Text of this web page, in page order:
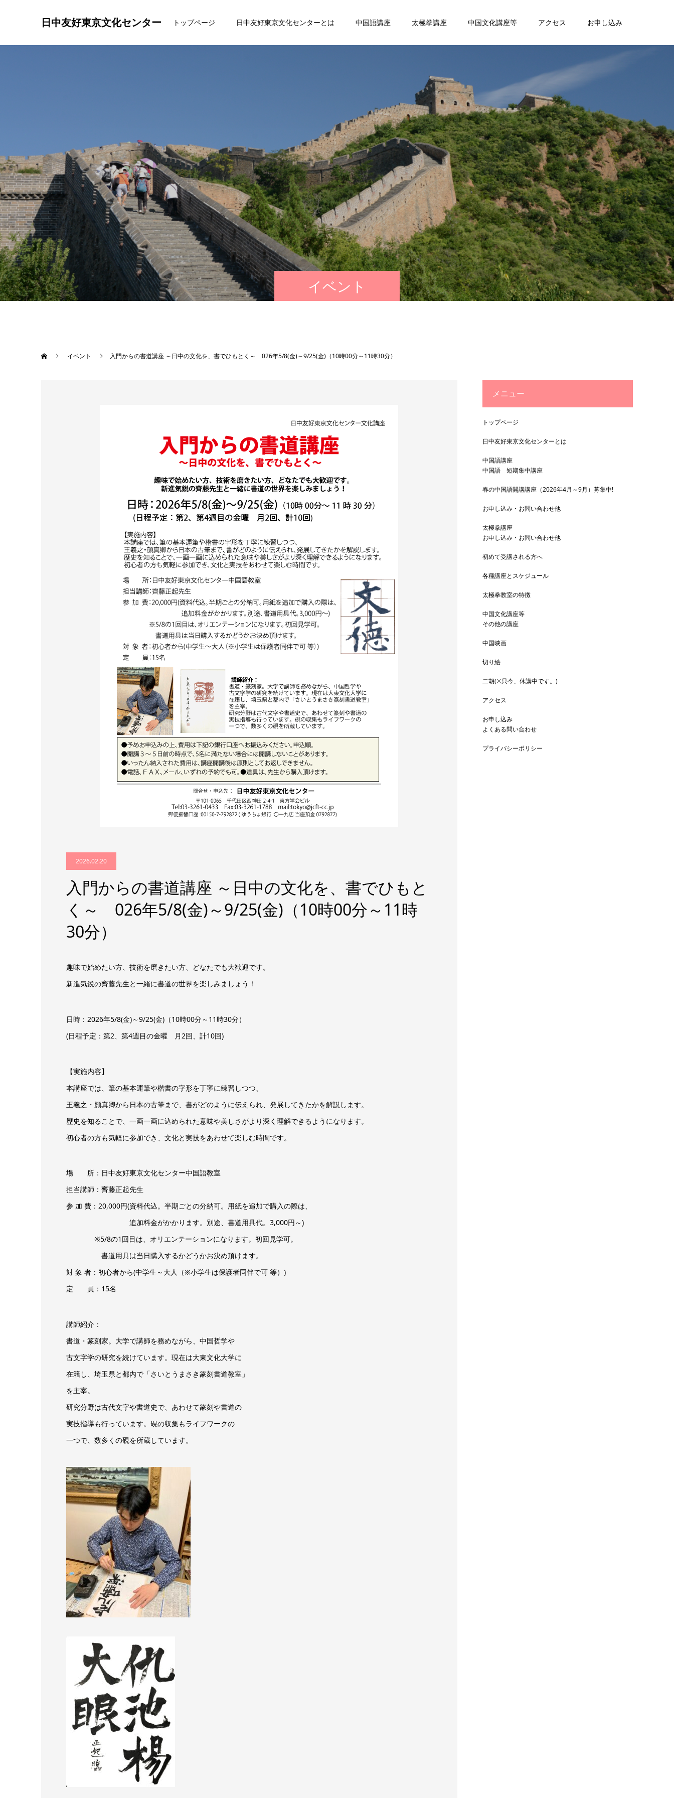
日中友好東京文化センター トップページ 日中友好東京文化センターとは 中国語講座 太極拳講座 中国文化講座等 アクセス お申し込み
イベント
イベント 入門からの書道講座 ～日中の文化を、書でひもとく～ 026年5/8(金)～9/25(金)（10時00分～11時30分）
2026.02.20
入門からの書道講座 ～日中の文化を、書でひもと
く～ 026年5/8(金)～9/25(金)（10時00分～11時
30分）
趣味で始めたい方、技術を磨きたい方、どなたでも大歓迎です。
新進気鋭の齊藤先生と一緒に書道の世界を楽しみましょう！
日時：2026年5/8(金)～9/25(金)（10時00分～11時30分）
(日程予定：第2、第4週目の金曜 月2回、計10回)
【実施内容】
本講座では、筆の基本運筆や楷書の字形を丁寧に練習しつつ、
王羲之・顔真卿から日本の古筆まで、書がどのように伝えられ、発展してきたかを解説します。
歴史を知ることで、一画一画に込められた意味や美しさがより深く理解できるようになります。
初心者の方も気軽に参加でき、文化と実技をあわせて楽しむ時間です。
場 所：日中友好東京文化センター中国語教室
担当講師：齊藤正起先生
参 加 費：20,000円(資料代込。半期ごとの分納可。用紙を追加で購入の際は、
追加料金がかかります。別途、書道用具代。3,000円～)
※5/8の1回目は、オリエンテーションになります。初回見学可。
書道用具は当日購入するかどうかお決め頂けます。
対 象 者：初心者から(中学生～大人（※小学生は保護者同伴で可 等）)
定 員：15名
講師紹介：
書道・篆刻家。大学で講師を務めながら、中国哲学や
古文字学の研究を続けています。現在は大東文化大学に
在籍し、埼玉県と都内で「さいとうまさき篆刻書道教室」
を主宰。
研究分野は古代文字や書道史で、あわせて篆刻や書道の
実技指導も行っています。硯の収集もライフワークの
一つで、数多くの硯を所蔵しています。
メニュー
トップページ
日中友好東京文化センターとは
中国語講座
中国語 短期集中講座
春の中国語開講講座（2026年4月～9月）募集中!
お申し込み・お問い合わせ他
太極拳講座
お申し込み・お問い合わせ他
初めて受講される方へ
各種講座とスケジュール
太極拳教室の特徴
中国文化講座等
その他の講座
中国映画
切り絵
二胡(※只今、休講中です。)
アクセス
お申し込み
よくある問い合わせ
プライバシーポリシー